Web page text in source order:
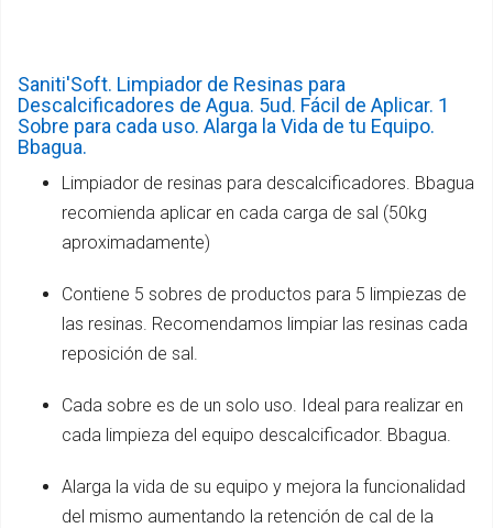
Saniti'Soft. Limpiador de Resinas para
Descalcificadores de Agua. 5ud. Fácil de Aplicar. 1
Sobre para cada uso. Alarga la Vida de tu Equipo.
Bbagua.
Limpiador de resinas para descalcificadores. Bbagua
recomienda aplicar en cada carga de sal (50kg
aproximadamente)
Contiene 5 sobres de productos para 5 limpiezas de
las resinas. Recomendamos limpiar las resinas cada
reposición de sal.
Cada sobre es de un solo uso. Ideal para realizar en
cada limpieza del equipo descalcificador. Bbagua.
Alarga la vida de su equipo y mejora la funcionalidad
del mismo aumentando la retención de cal de la